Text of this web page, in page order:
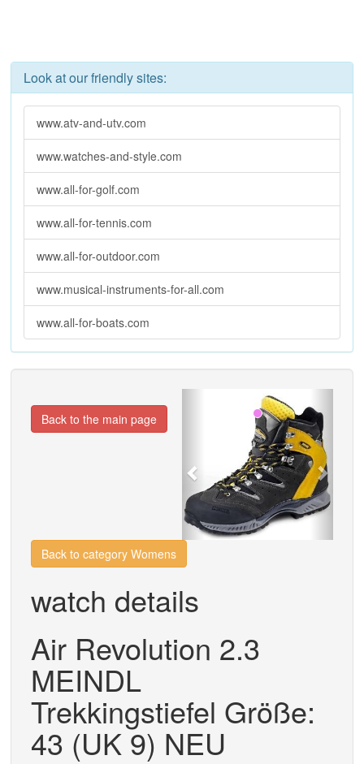
Look at our friendly sites:
www.atv-and-utv.com
www.watches-and-style.com
www.all-for-golf.com
www.all-for-tennis.com
www.all-for-outdoor.com
www.musical-instruments-for-all.com
www.all-for-boats.com
Back to the main page
Back to category Womens
watch details
Air Revolution 2.3
MEINDL
Trekkingstiefel Größe:
43 (UK 9) NEU